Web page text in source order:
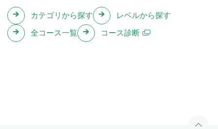
Lesson 40 自分の持ちもののある場所を言おう
カテゴリから探す
レベルから探す
全コース一覧
コース診断